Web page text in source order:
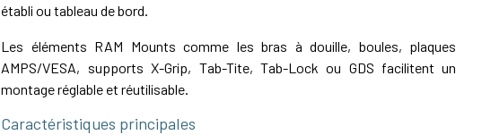
établi ou tableau de bord.
Les éléments RAM Mounts comme les bras à douille, boules, plaques
AMPS/VESA, supports X-Grip, Tab-Tite, Tab-Lock ou GDS facilitent un
montage réglable et réutilisable.
Caractéristiques principales